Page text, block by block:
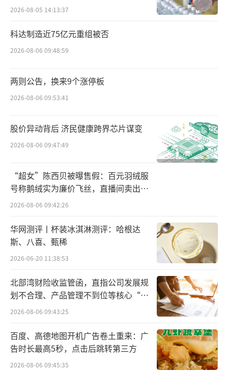
资金流向方面，本周主力资金呈现明显的
防御与高低切换格局。商贸零售、银行、石油
流出，市场整体风险偏好回落。电子板块以-41
3.9亿元的主力净流出额位居全行业首位，公用
换手率数据进一步印证市场交投情绪降
温。本周电子、电力设备、计算机等行业换手
率均较上周明显下降，唯独煤炭本周换手率升
至12.49%，结合涨跌幅领跑表现，资金对煤炭
板块的关注度和参与度显著提升。
热门主线拆解玻璃基板概念逆势爆发，量
价齐升成本周最强细分赛道
玻璃基板板块本周走出独立行情，主力资
金全周保持净流入状态。报告显示，该板块近5
个交易日无一净流出，资金呈现逐日加码态
势，且中期维度下净流入天数与规模持续攀
升，显示机构资金对这一方向的配置意愿较
强。板块指数连续多日收红，量价配合良好，
尽管周五涨幅有所收窄，但整体上行趋势未遭
2026-08-05 14:13:37
科达制造近75亿元重组被否
2026-08-06 09:48:59
两则公告，换来9个涨停板
2026-08-06 09:53:41
股价异动背后 济民健康跨界芯片谋变
2026-08-06 09:47:49
“超女”陈西贝被曝售假：百元羽绒服
号称鹅绒实为廉价飞丝，直播间卖出超
百万元
2026-08-06 09:42:26
华网测评丨杯装冰淇淋测评：哈根达
斯、八喜、甄稀
2026-06-20 11:38:53
北部湾财险收监管函，直指公司发展规
划不合理、产品管理不到位等核心“痛
点”
2026-08-06 09:43:25
百度、高德地图开机广告卷土重来：广
告时长最高5秒，点击后跳转第三方
2026-08-06 09:45:35